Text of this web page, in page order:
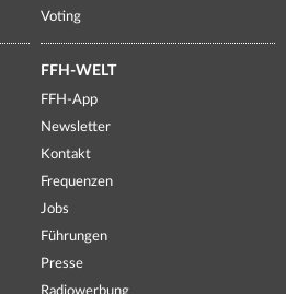
Voting
FFH-WELT
FFH-App
Newsletter
Kontakt
Frequenzen
Jobs
Führungen
Presse
Radiowerbung